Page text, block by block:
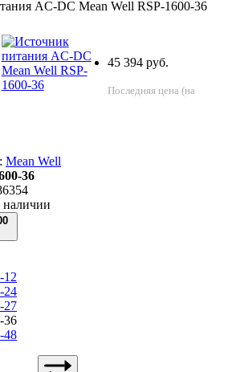
45 394 руб.
Последняя цена (на
Mean Well
36
12
24
27
36
48